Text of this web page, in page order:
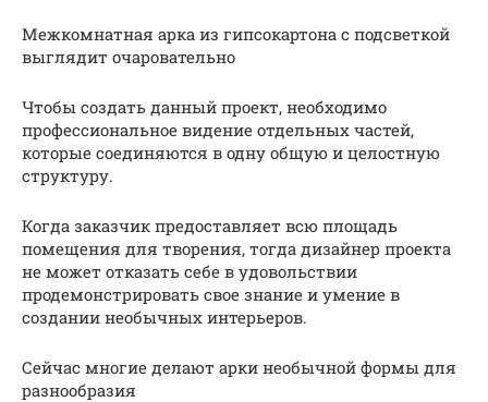
Межкомнатная арка из гипсокартона с подсветкой
выглядит очаровательно
Чтобы создать данный проект, необходимо
профессиональное видение отдельных частей,
которые соединяются в одну общую и целостную
структуру.
Когда заказчик предоставляет всю площадь
помещения для творения, тогда дизайнер проекта
не может отказать себе в удовольствии
продемонстрировать свое знание и умение в
создании необычных интерьеров.
Сейчас многие делают арки необычной формы для
разнообразия